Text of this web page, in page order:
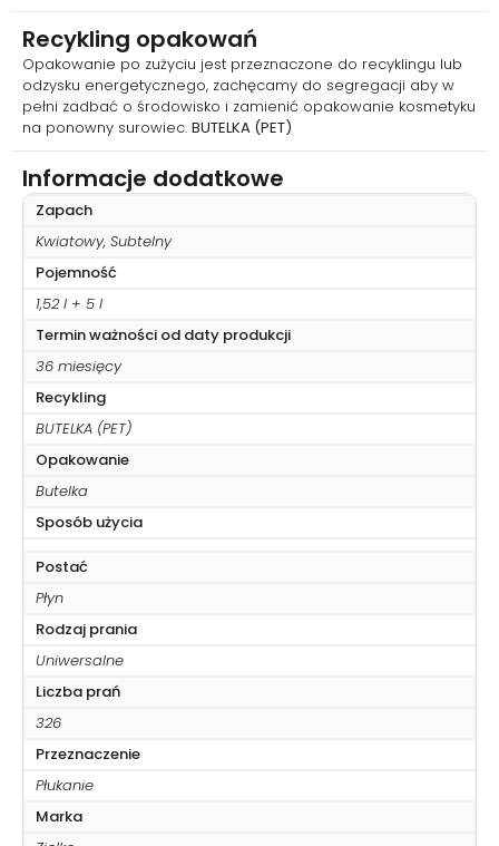
Recykling opakowań
Opakowanie po zużyciu jest przeznaczone do recyklingu lub
odzysku energetycznego, zachęcamy do segregacji aby w
pełni zadbać o środowisko i zamienić opakowanie kosmetyku
na ponowny surowiec. BUTELKA (PET)
Informacje dodatkowe
Zapach
Kwiatowy, Subtelny
Pojemność
1,52 l + 5 l
Termin ważności od daty produkcji
36 miesięcy
Recykling
BUTELKA (PET)
Opakowanie
Butelka
Sposób użycia
Postać
Płyn
Rodzaj prania
Uniwersalne
Liczba prań
326
Przeznaczenie
Płukanie
Marka